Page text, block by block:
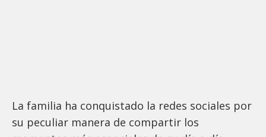
La familia ha conquistado la redes sociales por
su peculiar manera de compartir los